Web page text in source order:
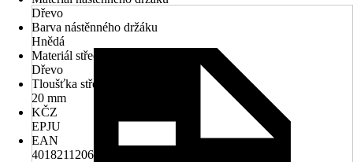
Dřevo
Barva nástěnného držáku
Hnědá
Materiál střechy
Dřevo
Tloušťka střechy
20 mm
KČZ
EPJU
EAN
4018211206322